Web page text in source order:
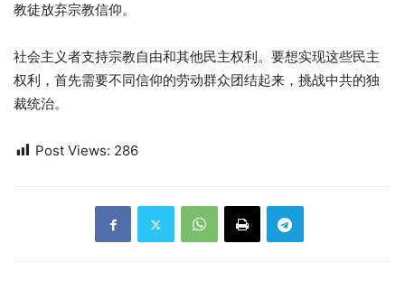
教徒放弃宗教信仰。
社会主义者支持宗教自由和其他民主权利。要想实现这些民主
权利，首先需要不同信仰的劳动群众团结起来，挑战中共的独
裁统治。
Post Views: 286